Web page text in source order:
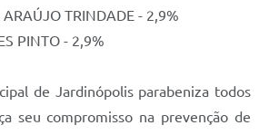
TRINDADE - 2,9%
- 2,9%
de Jardinópolis parabeniza todos
seu compromisso na prevenção de